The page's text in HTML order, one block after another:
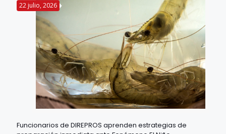
22 julio, 2026
Funcionarios de DIREPROS aprenden estrategias de